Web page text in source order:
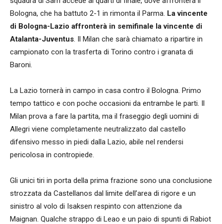
Bologna, che ha battuto 2-1 in rimonta il Parma. La vincente
di Bologna-Lazio affronterà in semifinale la vincente di
Atalanta-Juventus. Il Milan che sarà chiamato a ripartire in
campionato con la trasferta di Torino contro i granata di
Baroni.
La Lazio tornerà in campo in casa contro il Bologna. Primo
tempo tattico e con poche occasioni da entrambe le parti. Il
Milan prova a fare la partita, ma il fraseggio degli uomini di
Allegri viene completamente neutralizzato dal castello
difensivo messo in piedi dalla Lazio, abile nel rendersi
pericolosa in contropiede.
Gli unici tiri in porta della prima frazione sono una conclusione
strozzata da Castellanos dal limite dell’area di rigore e un
sinistro al volo di Isaksen respinto con attenzione da
Maignan. Qualche strappo di Leao e un paio di spunti di Rabiot